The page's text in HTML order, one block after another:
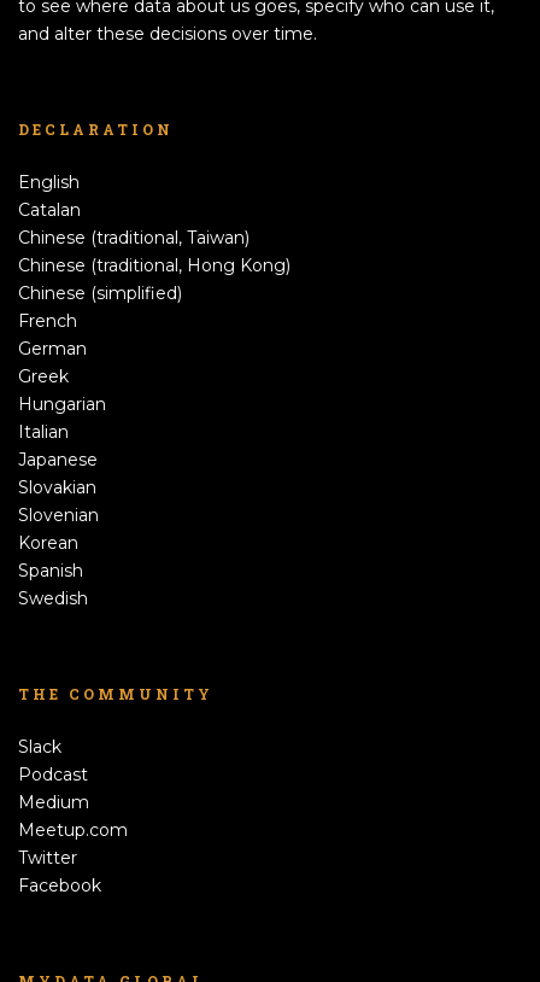
to see where data about us goes, specify who can use it,
and alter these decisions over time.
DECLARATION
English
Catalan
Chinese (traditional, Taiwan)
Chinese (traditional, Hong Kong)
Chinese (simplified)
French
German
Greek
Hungarian
Italian
Japanese
Slovakian
Slovenian
Korean
Spanish
Swedish
THE COMMUNITY
Slack
Podcast
Medium
Meetup.com
Twitter
Facebook